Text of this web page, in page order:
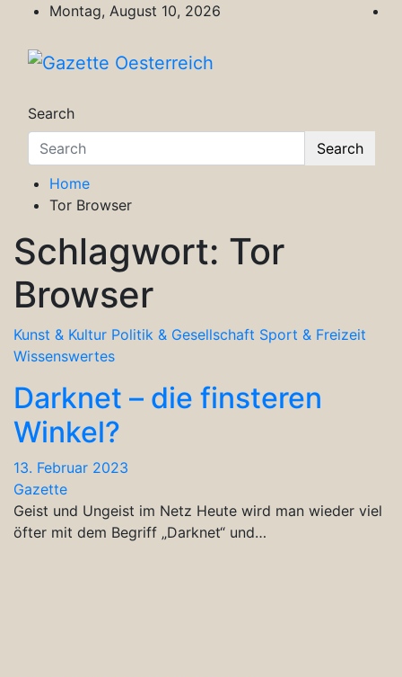
content
Montag, August 10, 2026
Search
Search
Home
Tor Browser
Schlagwort: Tor
Browser
Kunst & Kultur Politik & Gesellschaft Sport & Freizeit
Wissenswertes
Darknet – die finsteren
Winkel?
13. Februar 2023
Gazette
Geist und Ungeist im Netz Heute wird man wieder viel
öfter mit dem Begriff „Darknet“ und…